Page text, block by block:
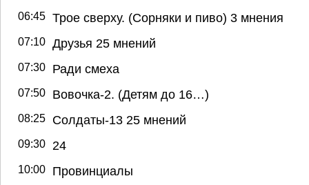
06:45 Трое сверху. (Сорняки и пиво) 3 мнения
07:10 Друзья 25 мнений
07:30 Ради смеха
07:50 Вовочка-2. (Детям до 16…)
08:25 Солдаты-13 25 мнений
09:30 24
10:00 Провинциалы